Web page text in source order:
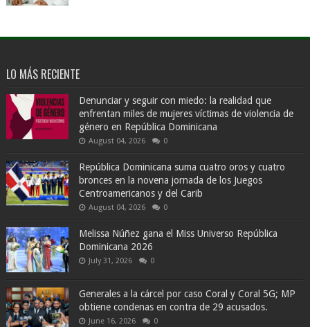
LO MÁS RECIENTE
Denunciar y seguir con miedo: la realidad que
enfrentan miles de mujeres víctimas de violencia de
género en República Dominicana
August 04, 2026 0
República Dominicana suma cuatro oros y cuatro
bronces en la novena jornada de los Juegos
Centroamericanos y del Carib
August 04, 2026 0
Melissa Núñez gana el Miss Universo República
Dominicana 2026
July 31, 2026 0
Generales a la cárcel por caso Coral y Coral 5G; MP
obtiene condenas en contra de 29 acusados.
June 16, 2026 0